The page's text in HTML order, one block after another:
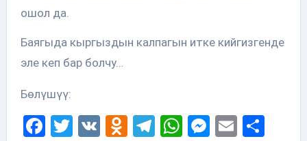
ошол да.
Баягыда кыргыздын калпагын итке кийгизгенде
эле кеп бар болчу…
Бөлүшүү:
Facebook
Twitter
VKOdnoklassniki
Telegram
WhatsApp
Email